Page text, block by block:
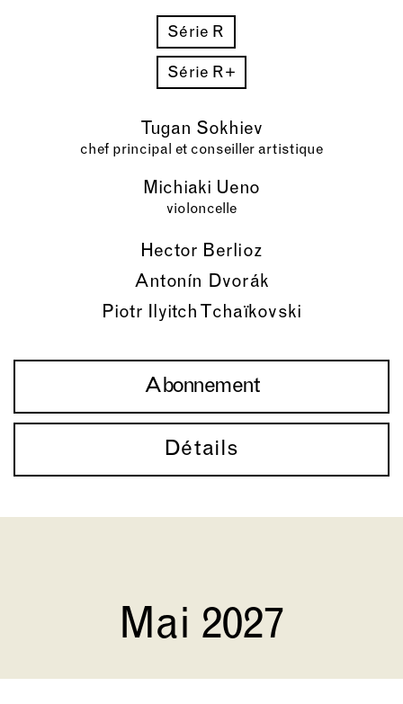
Abonnement
Détails
Série R
Série R+
Tugan Sokhiev
chef principal et conseiller artistique
Michiaki Ueno
violoncelle
Hector Berlioz
Antonín Dvorák
Piotr Ilyitch Tchaïkovski
Mai 2027